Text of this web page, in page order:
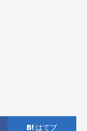
はてブ